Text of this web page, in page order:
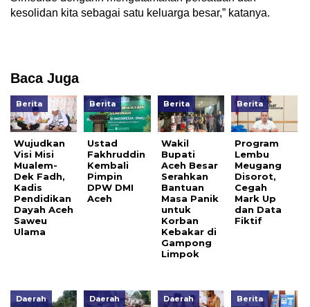
kesolidan kita sebagai satu keluarga besar,” katanya.
Baca Juga
Berita
Wujudkan
Visi Misi
Mualem-
Dek Fadh,
Kadis
Pendidikan
Dayah Aceh
Saweu
Ulama
Berita
Ustad
Fakhruddin
Kembali
Pimpin
DPW DMI
Aceh
Berita
Wakil
Bupati
Aceh Besar
Serahkan
Bantuan
Masa Panik
untuk
Korban
Kebakar di
Gampong
Limpok
Berita
Program
Lembu
Meugang
Disorot,
Cegah
Mark Up
dan Data
Fiktif
Daerah Daerah Daerah Berita